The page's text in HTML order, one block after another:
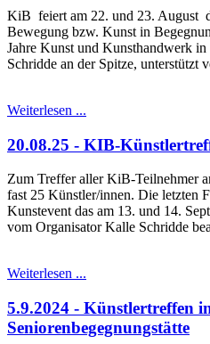
KiB feiert am 22. und 23. August
Bewegung bzw. Kunst in
Jahre Kunst und Kunsthandwerk
Schridde an der Spitze, unterstützt
Weiterlesen ...
20.08.25 - KIB-
Zum Treffer aller KiB-Teilnehmer
fast 25 Künstler/innen. Die letzten
Kunstevent das am 13. und 14.
vom Organisator Kalle Schridde
Weiterlesen ...
5.9.2024 - Künstlertreffen
Seniorenbegegnungstätte